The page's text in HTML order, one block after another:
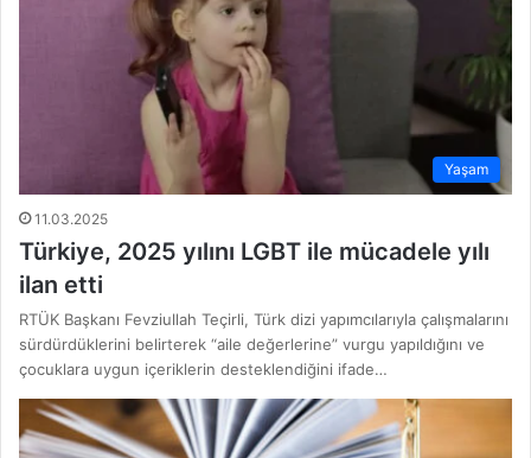
Yaşam
11.03.2025
Türkiye, 2025 yılını LGBT ile mücadele yılı
ilan etti
RTÜK Başkanı Fevziullah Teçirli, Türk dizi yapımcılarıyla çalışmalarını
sürdürdüklerini belirterek “aile değerlerine” vurgu yapıldığını ve
çocuklara uygun içeriklerin desteklendiğini ifade…